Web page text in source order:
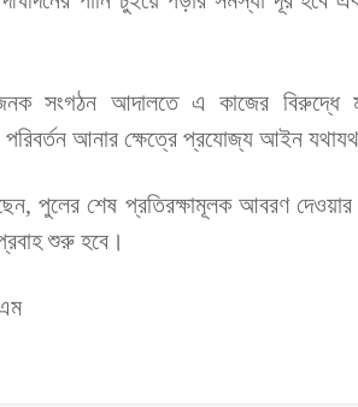
সংগঠন আদালতে এ কাজের বিরুদ্ধে
পরিবর্তন আনার ক্ষেত্রে প্রযোজ্য আইন
পুলের শেষ প্রতিরক্ষামূলক আবরণ
শুরু হবে।